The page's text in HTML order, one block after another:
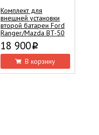
Комплект для
внешней установки
второй батареи Ford
Ranger/Mazda BT-50
18 900 i
В корзину